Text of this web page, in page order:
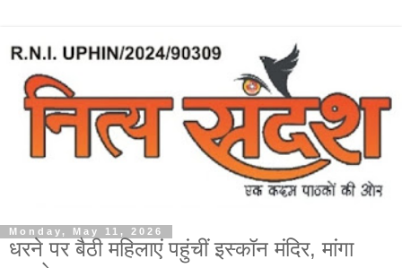
Monday, May 11, 2026
धरने पर बैठी महिलाएं पहुंचीं इस्कॉन मंदिर, मांगा